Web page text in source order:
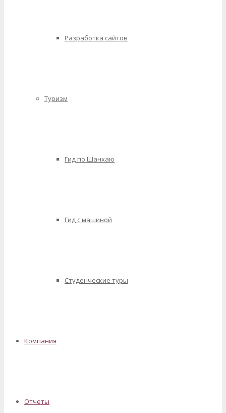
Разработка сайтов
Туризм
Гид по Шанхаю
Гид с машиной
Студенческие туры
Компания
Отчеты